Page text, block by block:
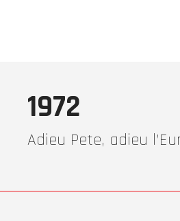
1972
Adieu Pete, adieu